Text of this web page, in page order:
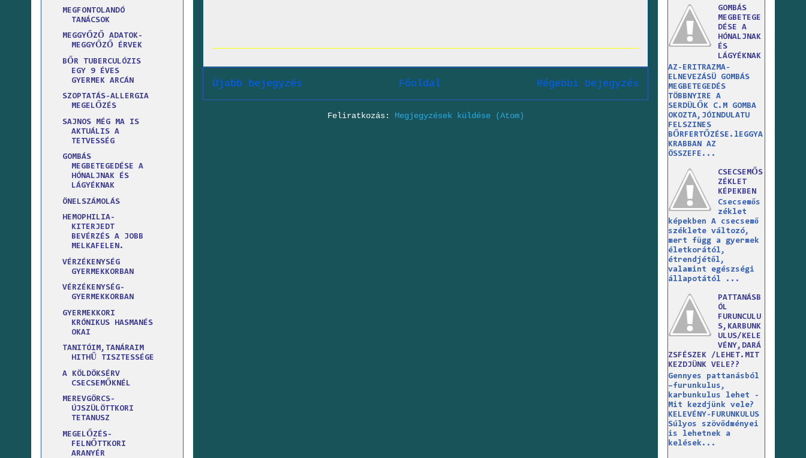
Újabb bejegyzés Régebbi bejegyzés
Főoldal
Feliratkozás: Megjegyzések küldése (Atom)
MEGFONTOLANDÓ
TANÁCSOK
MEGGYŐZŐ ADATOK-
MEGGYŐZŐ ÉRVEK
BŐR TUBERCULÓZIS
EGY 9 ÉVES
GYERMEK ARCÁN
SZOPTATÁS-ALLERGIA
MEGELŐZÉS
SAJNOS MÉG MA IS
AKTUÁLIS A
TETVESSÉG
GOMBÁS
MEGBETEGEDÉSE A
HÓNALJNAK ÉS
LÁGYÉKNAK
ÖNELSZÁMOLÁS
HEMOPHILIA-
KITERJEDT
BEVÉRZÉS A JOBB
MELKAFELEN.
VÉRZÉKENYSÉG
GYERMEKKORBAN
VÉRZÉKENYSÉG-
GYERMEKKORBAN
GYERMEKKORI
KRÓNIKUS HASMANÉS
OKAI
TANITÓIM,TANÁRAIM
HITHŰ TISZTESSÉGE
A KÖLDÖKSÉRV
CSECSEMŐKNÉL
MEREVGÖRCS-
ÚJSZÜLÖTTKORI
TETANUSZ
MEGELŐZÉS-
FELNŐTTKORI
ARANYÉR
GOMBÁS
MEGBETEGE
DÉSE A
HÓNALJNAK
ÉS
LÁGYÉKNAK
AZ-ERITRAZMA-
ELNEVEZÁSÜ GOMBÁS
MEGBETEGEDÉS
TÖBBNYIRE A
SERDÜLŐK C.M GOMBA
OKOZTA,JÓINDULATU
FELSZINES
BŐRFERTŐZÉSE.lEGGYA
KRABBAN AZ
ÖSSZEFE...
CSECSEMŐS
ZÉKLET
KÉPEKBEN
Csecsemős
zéklet
képekben A csecsemő
széklete változó,
mert függ a gyermek
életkorától,
étrendjétől,
valamint egészségi
állapotától ...
PATTANÁSB
ÓL
FURUNCULU
S,KARBUNK
ULUS/KELE
VÉNY,DARÁ
ZSFÉSZEK /LEHET.MIT
KEZDJÜNK VELE??
Gennyes pattanásból
–furunkulus,
karbunkulus lehet -
Mit kezdjünk vele?
KELEVÉNY-FURUNKULUS
Súlyos szövődményei
is lehetnek a
kelések...